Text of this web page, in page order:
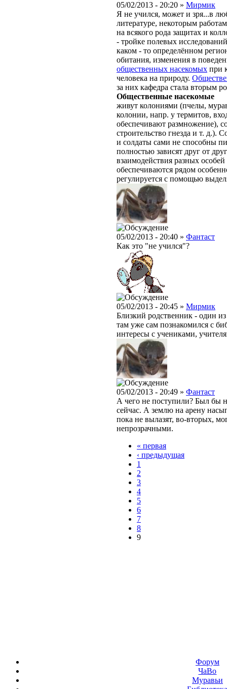
05/02/2013 - 20:20 » Мирмик
Я не учился, может и зря...в
литературе, некоторым
на всякого рода защитах и
- тройке полевых
каком - то определённом
обитания, изменения в
общественных насекомых при
человека на природу.
за них кафедра стала вторым
Общественные насекомые
живут колониями (пчелы,
колонии, напр. у термитов,
обеспечивают размножение),
строительство гнезда и т. д.).
и солдаты сами не способны
полностью зависят друг от
взаимодействия разных
обеспечиваются рядом
регулируется с помощью
05/02/2013 - 20:40 » Фантаст
Как это "не учился"?
05/02/2013 - 20:45 » Мирмик
Близкий родственник - один
там уже сам познакомился с
интересы с учениками,
05/02/2013 - 20:49 » Фантаст
А чего не поступили? Был бы
сейчас. А землю на арену
пока не вылазят, во-вторых,
непрозрачными.
« первая
‹ предыдущая
1
2
3
4
5
6
7
8
9
Форум
ЧаВо
Муравьи